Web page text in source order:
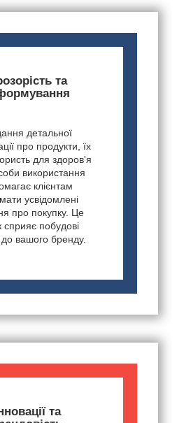
та
детальної
про продукти, їх
для здоров'я
використання
клієнтам
усвідомлені
про покупку. Це
сприяє побудові
до вашого бренду.
та